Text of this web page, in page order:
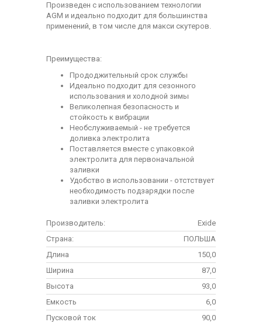
Произведен с использованием технологии
AGM и идеально подходит для большинства
применений, в том числе для макси скутеров.
Преимущества:
Прододжительный срок службы
Идеально подходит для сезонного
использования и холодной зимы
Великолепная безопасность и
стойкость к вибрации
Необслуживаемый - не требуется
доливка электролита
Поставляется вместе с упаковкой
электролита для первоначальной
заливки
Удобство в использовании - отстствует
необходимость подзарядки после
заливки электролита
Производитель:
Exide
Страна:
ПОЛЬША
Длина
150,0
Ширина
87,0
Высота
93,0
Емкость
6,0
Пусковой ток
90,0